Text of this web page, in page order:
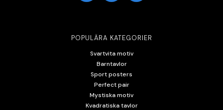
POPULÄRA KATEGORIER
Svartvita motiv
Barntavlor
Sport posters
Perfect pair
Mystiska motiv
Kvadratiska tavlor